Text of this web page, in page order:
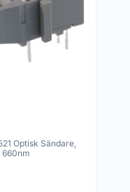
Optisk Sändare,
660nm